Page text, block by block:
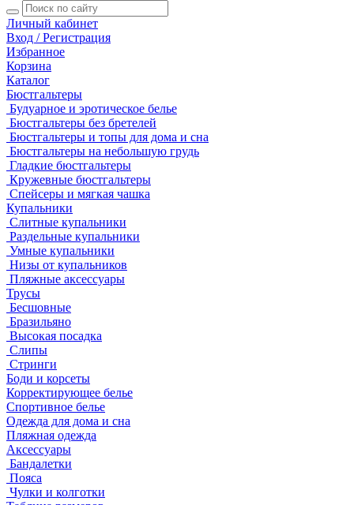
Личный кабинет
Вход / Регистрация
Избранное
Корзина
Каталог
Бюстгальтеры
Будуарное и эротическое белье
Бюстгальтеры без бретелей
Бюстгальтеры и топы для дома и сна
Бюстгальтеры на небольшую грудь
Гладкие бюстгальтеры
Кружевные бюстгальтеры
Спейсеры и мягкая чашка
Купальники
Слитные купальники
Раздельные купальники
Умные купальники
Низы от купальников
Пляжные аксессуары
Трусы
Бесшовные
Бразильяно
Высокая посадка
Слипы
Стринги
Боди и корсеты
Корректирующее белье
Спортивное белье
Одежда для дома и сна
Пляжная одежда
Аксессуары
Бандалетки
Пояса
Чулки и колготки